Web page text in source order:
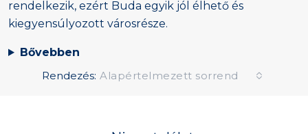
rendelkezik, ezért Buda egyik jól élhető és
kiegyensúlyozott városrésze.
Bővebben
Rendezés: Alapértelmezett sorrend